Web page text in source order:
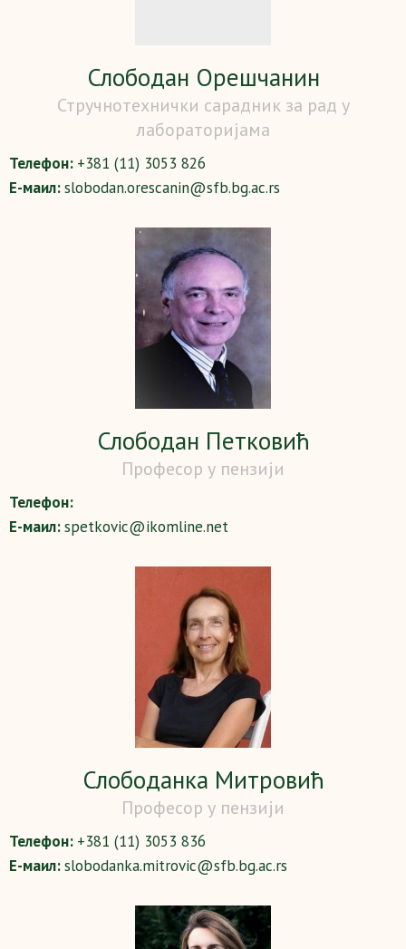
Слободан Орешчанин
Стручнотехнички сарадник за рад у
лабораторијама
Телефон: +381 (11) 3053 826
Е-маил:slobodan.orescanin@sfb.bg.ac.rs
Слободан Петковић
Професор у пензији
Телефон:
Е-маил:spetkovic@ikomline.net
Слободанка Митровић
Професор у пензији
Телефон: +381 (11) 3053 836
Е-маил:slobodanka.mitrovic@sfb.bg.ac.rs